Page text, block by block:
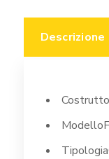
Descrizione
Modello
Tipologia